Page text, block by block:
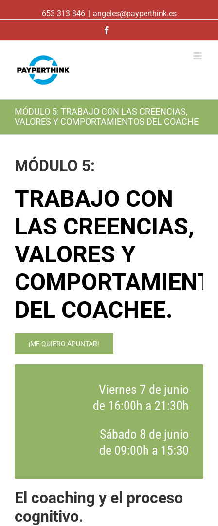
653 313 846 | angeles@payperthink.es
MÓDULO 5: TRABAJO CON LAS CREENCIAS,
VALORES Y COMPORTAMIENTOS DEL COACHE
MÓDULO 5:
TRABAJO CON
LAS CREENCIAS,
VALORES Y
DEL COACHEE.
¡ME QUIERO APUNTAR!
Viernes 7 de junio
de 16:00h a 21:30h
Sábado 8 de junio
de 09:00h a 15:30
El coaching y el proceso
cognitivo.